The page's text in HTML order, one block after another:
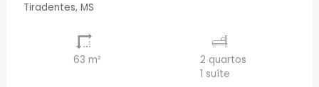
Tiradentes, MS
63 m²
2 quartos
1 suíte